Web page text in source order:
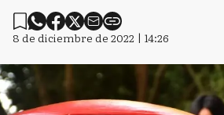
8 de diciembre de 2022 | 14:26